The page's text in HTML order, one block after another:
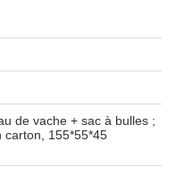
de vache + sac à bulles ;
carton, 155*55*45